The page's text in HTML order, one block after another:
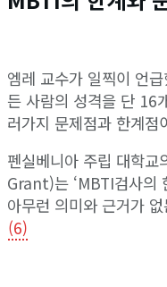
엠레 교수가 일찍이 언
든 사람의 성격을 단 16
러가지 문제점과 한계
펜실베니아 주립 대학
Grant)는 ‘MBTI검사의
아무런 의미와 근거가
(6)